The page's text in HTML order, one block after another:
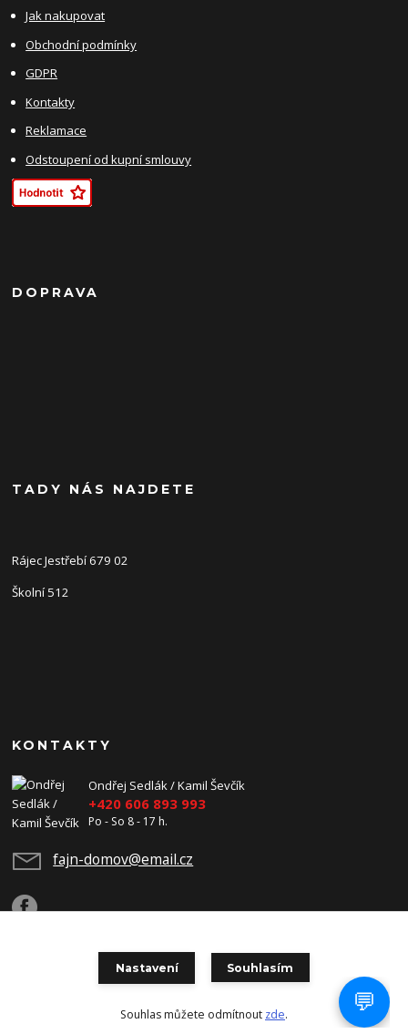
Jak nakupovat
Obchodní podmínky
GDPR
Kontakty
Reklamace
Odstoupení od kupní smlouvy
DOPRAVA
TADY NÁS NAJDETE
Rájec Jestřebí 679 02
Školní 512
KONTAKTY
Ondřej Sedlák / Kamil Ševčík
+420 606 893 993
Po - So 8 - 17 h.
fajn-domov@email.cz
Copyright 2026 Fajn-Domov. Všechna práva vyhrazena.
Vytvořeno na
Eshop-rychle.cz
Nastavení Souhlasím
Souhlas můžete odmítnout zde.